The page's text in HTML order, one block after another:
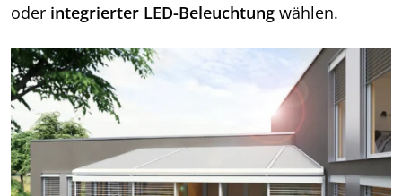
oder integrierter LED-Beleuchtung wählen.